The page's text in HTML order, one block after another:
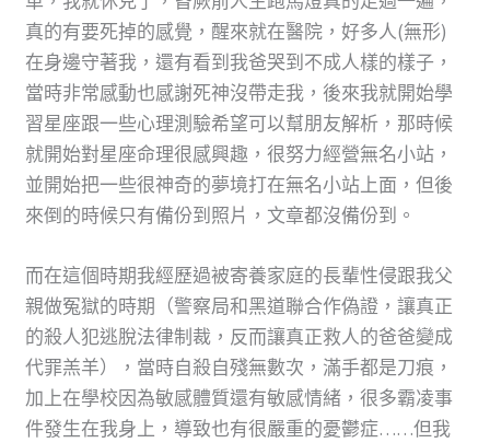
真的有要死掉的感覺，醒來就在醫院，好多人(無形)
在身邊守著我，還有看到我爸哭到不成人樣的樣子，
當時非常感動也感謝死神沒帶走我，後來我就開始學
習星座跟一些心理測驗希望可以幫朋友解析，那時候
就開始對星座命理很感興趣，很努力經營無名小站，
並開始把一些很神奇的夢境打在無名小站上面，但後
來倒的時候只有備份到照片，文章都沒備份到。
而在這個時期我經歷過被寄養家庭的長輩性侵跟我父
親做冤獄的時期（警察局和黑道聯合作偽證，讓真正
的殺人犯逃脫法律制裁，反而讓真正救人的爸爸變成
代罪羔羊），當時自殺自殘無數次，滿手都是刀痕，
加上在學校因為敏感體質還有敏感情緒，很多霸凌事
件發生在我身上，導致也有很嚴重的憂鬱症……但我